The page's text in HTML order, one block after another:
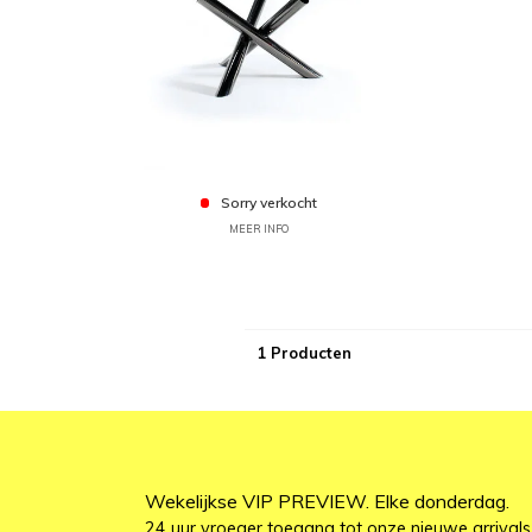
Sorry verkocht
MEER INFO
1 Producten
Wekelijkse VIP PREVIEW. Elke donderdag.